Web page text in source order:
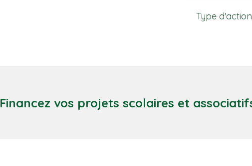
Type
Financez vos projets scolaires et